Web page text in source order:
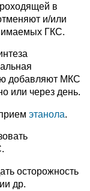
в
и/или
ГКС.
добавляют МКС
или через день.
этанола.
осторожность
др.